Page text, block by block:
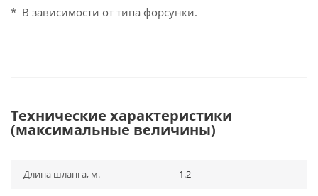
* В зависимости от типа форсунки.
Технические характеристики
(максимальные величины)
Длина шланга, м. 1.2